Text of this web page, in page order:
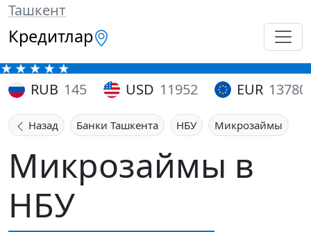
Ташкент
Кредитлар
RUB 145 USD 11952 EUR 13780
Назад Банки Ташкента НБУ Микрозаймы
Микрозаймы в
НБУ